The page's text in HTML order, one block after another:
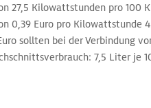
27,5 Kilowattstunden pro 100
0,39 Euro pro Kilowattstunde
sollten bei der Verbindung
7,5 Liter je